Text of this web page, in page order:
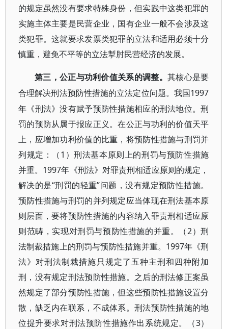
的规定虽然没有要求特殊身份，但实践中这类犯罪的
实施主体主要是民营企业，国有企业一般不会涉及这
类犯罪。这就要求发票类犯罪的立法和适用必须十分
慎重，避免不平等的立法掣肘民营经济的发展。
第三，公正与功利价值关系的调整。 其核心是要
合理解决刑法预防性措施的立法定位问题。我国 1997
年《刑法》没有赋予预防性措施相应的刑法地位。刑
罚的预防从属于报应正义。在公正与功利的价值天平
上，应增加功利价值的比重，将预防性措施与刑罚并
列规定：（1）刑法基本原则上的刑罚与预防性措施
并重。1997年《刑法》对罪责刑相适应原则的规定，
解决的是“刑罚的轻重”问题，没有规定预防性措施。
预防性措施与刑罚的并列规定应当体现在刑法基本原
则层面，要将预防性措施的内容纳入罪责刑相适应原
则范畴，实现对刑罚与预防性措施的并重。（2）刑
法制裁措施上的刑罚与预防性措施并重。1997年《刑
法》对刑法制裁措施只规定了五种主刑和四种附加
刑，没有规定刑法预防性措施。之后的刑法修正案虽
然规定了部分预防性措施，但这些预防性措施设置分
散，缺乏内在联系，不成体系。刑法预防性措施的地
位提升要求对刑法预防性措施作出系统规定。（3）